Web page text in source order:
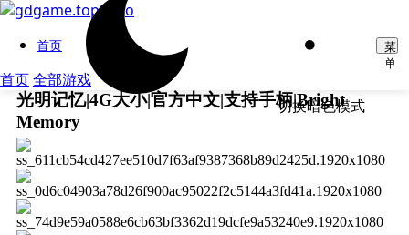
首页
首页全部游戏
切换暗色模式
菜
单
光明记忆|4G大小|官方中文|支持手柄|Bright
Memory